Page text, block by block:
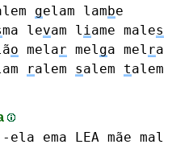
gelam lambe
ma levam liame males
o melar melga mel ra
ralem salem talem
ela ema LEA mãe mal